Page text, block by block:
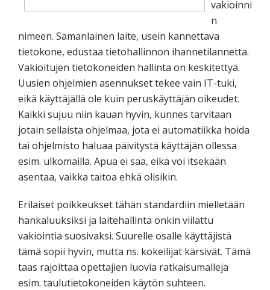
vakioinni
n
nimeen. Samanlainen laite, usein kannettava
tietokone, edustaa tietohallinnon ihannetilannetta.
Vakioitujen tietokoneiden hallinta on keskitettyä.
Uusien ohjelmien asennukset tekee vain IT-tuki,
eikä käyttäjällä ole kuin peruskäyttäjän oikeudet.
Kaikki sujuu niin kauan hyvin, kunnes tarvitaan
jotain sellaista ohjelmaa, jota ei automatiikka hoida
tai ohjelmisto haluaa päivitystä käyttäjän ollessa
esim. ulkomailla. Apua ei saa, eikä voi itsekään
asentaa, vaikka taitoa ehkä olisikin.
Erilaiset poikkeukset tähän standardiin mielletään
hankaluuksiksi ja laitehallinta onkin viilattu
vakiointia suosivaksi. Suurelle osalle käyttäjistä
tämä sopii hyvin, mutta ns. kokeilijat kärsivät. Tämä
taas rajoittaa opettajien luovia ratkaisumalleja
esim. taulutietokoneiden käytön suhteen.